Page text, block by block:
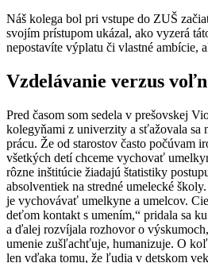
Náš kolega bol pri vstupe do ZUŠ
svojím prístupom ukázal, ako vyzerá
nepostavíte výplatu či vlastné ambície,
Vzdelávanie verzus
Pred časom som sedela v prešovskej
kolegyňami z univerzity a sťažovala sa
prácu. Že od starostov často počúvam
všetkých detí chceme vychovať
rôzne inštitúcie žiadajú štatistiky
absolventiek na stredné umelecké
je vychovávať umelkyne a umelcov.
deťom kontakt s umením,“ pridala sa
a ďalej rozvíjala rozhovor o
umenie zušľachťuje, humanizuje. O
len vďaka tomu, že ľudia v detskom